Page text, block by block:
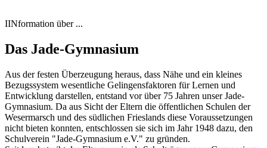
IINformation über ...
Das Jade-Gymnasium
Aus der festen Überzeugung heraus, dass Nähe und ein kleines
Bezugssystem wesentliche Gelingensfaktoren für Lernen und
Entwicklung darstellen, entstand vor über 75 Jahren unser Jade-
Gymnasium. Da aus Sicht der Eltern die öffentlichen Schulen der
Wesermarsch und des südlichen Frieslands diese Voraussetzungen
nicht bieten konnten, entschlossen sie sich im Jahr 1948 dazu, den
Schulverein "Jade-Gymnasium e.V." zu gründen.